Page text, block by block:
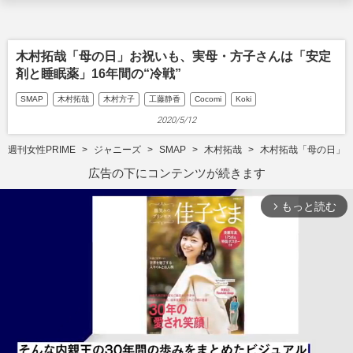
木村拓哉「母の日」お祝いも、実母・方子さんは「安定
剤と睡眠薬」16年間の“冷戦”
SMAP 木村拓哉 木村方子 工藤静香 Cocomi Koki
2020/5/12
週刊女性PRIME ジャニーズ SMAP 木村拓哉 木村拓哉「母の日」
広告の下にコンテンツが続きます
arrow_forward_ios もっと読む